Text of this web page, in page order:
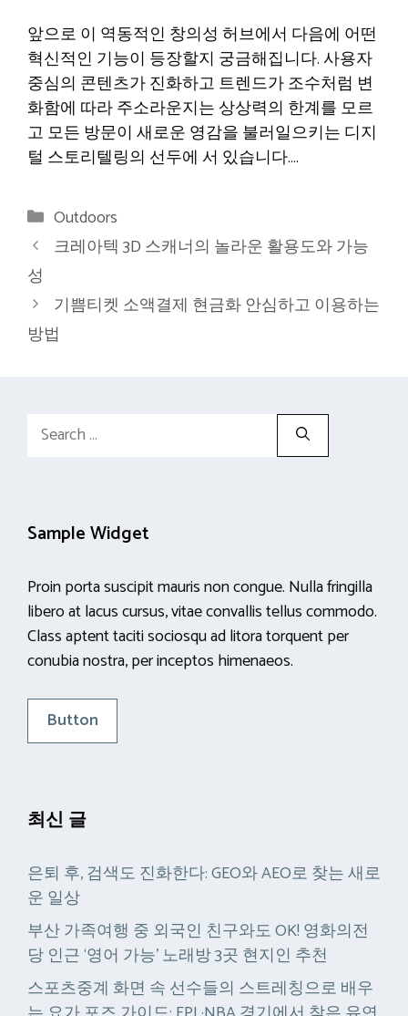
앞으로 이 역동적인 창의성 허브에서 다음에 어떤
혁신적인 기능이 등장할지 궁금해집니다. 사용자
중심의 콘텐츠가 진화하고 트렌드가 조수처럼 변
화함에 따라 주소라운지는 상상력의 한계를 모르
고 모든 방문이 새로운 영감을 불러일으키는 디지
털 스토리텔링의 선두에 서 있습니다….
Categories
Outdoors
크레아텍 3D 스캐너의 놀라운 활용도와 가능
성
기쁨티켓 소액결제 현금화 안심하고 이용하는
방법
Search
Sample Widget
Proin porta suscipit mauris non congue. Nulla fringilla
libero at lacus cursus, vitae convallis tellus commodo.
Class aptent taciti sociosqu ad litora torquent per
conubia nostra, per inceptos himenaeos.
Button
최신 글
은퇴 후, 검색도 진화한다: GEO와 AEO로 찾는 새로
운 일상
부산 가족여행 중 외국인 친구와도 OK! 영화의전
당 인근 ‘영어 가능’ 노래방 3곳 현지인 추천
스포츠중계 화면 속 선수들의 스트레칭으로 배우